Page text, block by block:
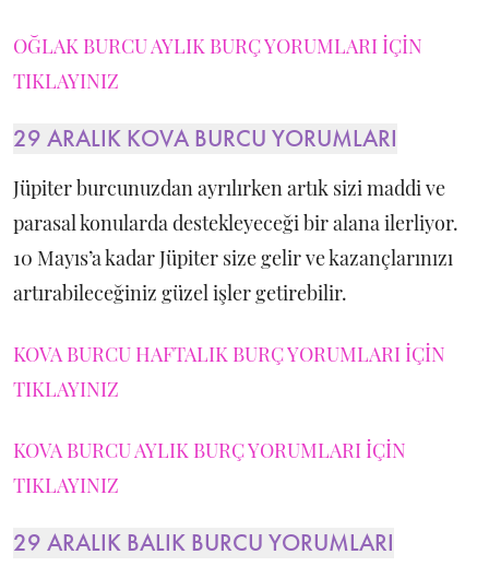
OĞLAK BURCU AYLIK BURÇ YORUMLARI İÇİN
TIKLAYINIZ
29 ARALIK KOVA BURCU YORUMLARI
Jüpiter burcunuzdan ayrılırken artık sizi maddi ve
parasal konularda destekleyeceği bir alana ilerliyor.
10 Mayıs’a kadar Jüpiter size gelir ve kazançlarınızı
artırabileceğiniz güzel işler getirebilir.
KOVA BURCU HAFTALIK BURÇ YORUMLARI İÇİN
TIKLAYINIZ
KOVA BURCU AYLIK BURÇ YORUMLARI İÇİN
TIKLAYINIZ
29 ARALIK BALIK BURCU YORUMLARI